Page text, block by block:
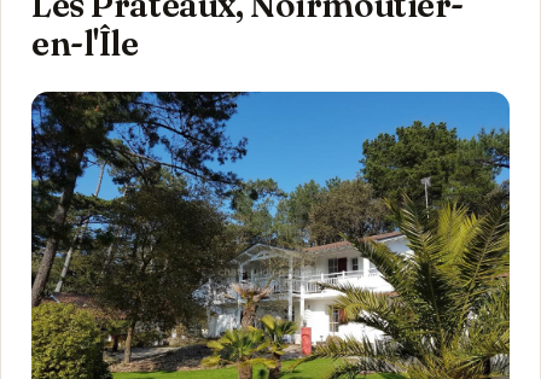
en-l'Île